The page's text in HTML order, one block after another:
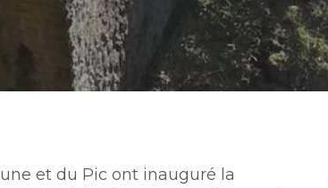
et du Pic ont inauguré la